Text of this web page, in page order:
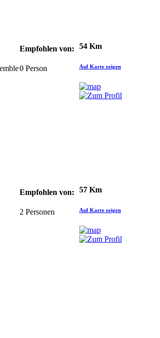
Empfohlen von:
0 Person
54 Km
Auf Karte zeigen
Empfohlen von:
2 Personen
57 Km
Auf Karte zeigen